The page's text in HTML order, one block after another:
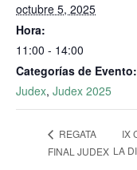
octubre 5, 2025
Hora:
11:00 - 14:00
Categorías de Evento:
Judex, Judex 2025
REGATA
FINAL JUDEX
IX
LA